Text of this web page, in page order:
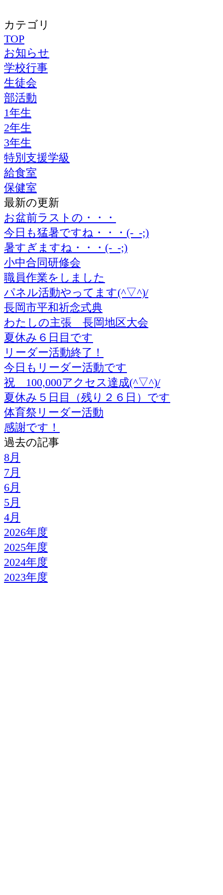
カテゴリ
TOP
お知らせ
学校行事
生徒会
部活動
1年生
2年生
3年生
特別支援学級
給食室
保健室
最新の更新
お盆前ラストの・・・
今日も猛暑ですね・・・(-_-;)
暑すぎますね・・・(-_-;)
小中合同研修会
職員作業をしました
パネル活動やってます(^▽^)/
長岡市平和祈念式典
わたしの主張 長岡地区大会
夏休み６日目です
リーダー活動終了！
今日もリーダー活動です
祝 100,000アクセス達成(^▽^)/
夏休み５日目（残り２６日）です
体育祭リーダー活動
感謝です！
過去の記事
8月
7月
6月
5月
4月
2026年度
2025年度
2024年度
2023年度